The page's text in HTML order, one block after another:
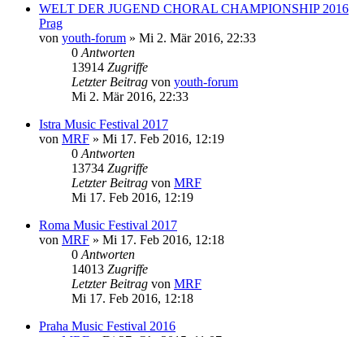
WELT DER JUGEND CHORAL CHAMPIONSHIP 2016
Prag
von youth-forum » Mi 2. Mär 2016, 22:33
0 Antworten
13914 Zugriffe
Letzter Beitrag von youth-forum
Mi 2. Mär 2016, 22:33
Istra Music Festival 2017
von MRF » Mi 17. Feb 2016, 12:19
0 Antworten
13734 Zugriffe
Letzter Beitrag von MRF
Mi 17. Feb 2016, 12:19
Roma Music Festival 2017
von MRF » Mi 17. Feb 2016, 12:18
0 Antworten
14013 Zugriffe
Letzter Beitrag von MRF
Mi 17. Feb 2016, 12:18
Praha Music Festival 2016